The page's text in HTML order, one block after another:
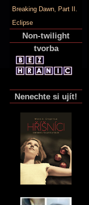
Breaking Dawn, Part II.
Eclipse
Non-twilight
tvorba
Nenechte si ujít!